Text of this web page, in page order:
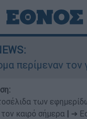
τον γάμο
των
καιρό σήμερα
➔